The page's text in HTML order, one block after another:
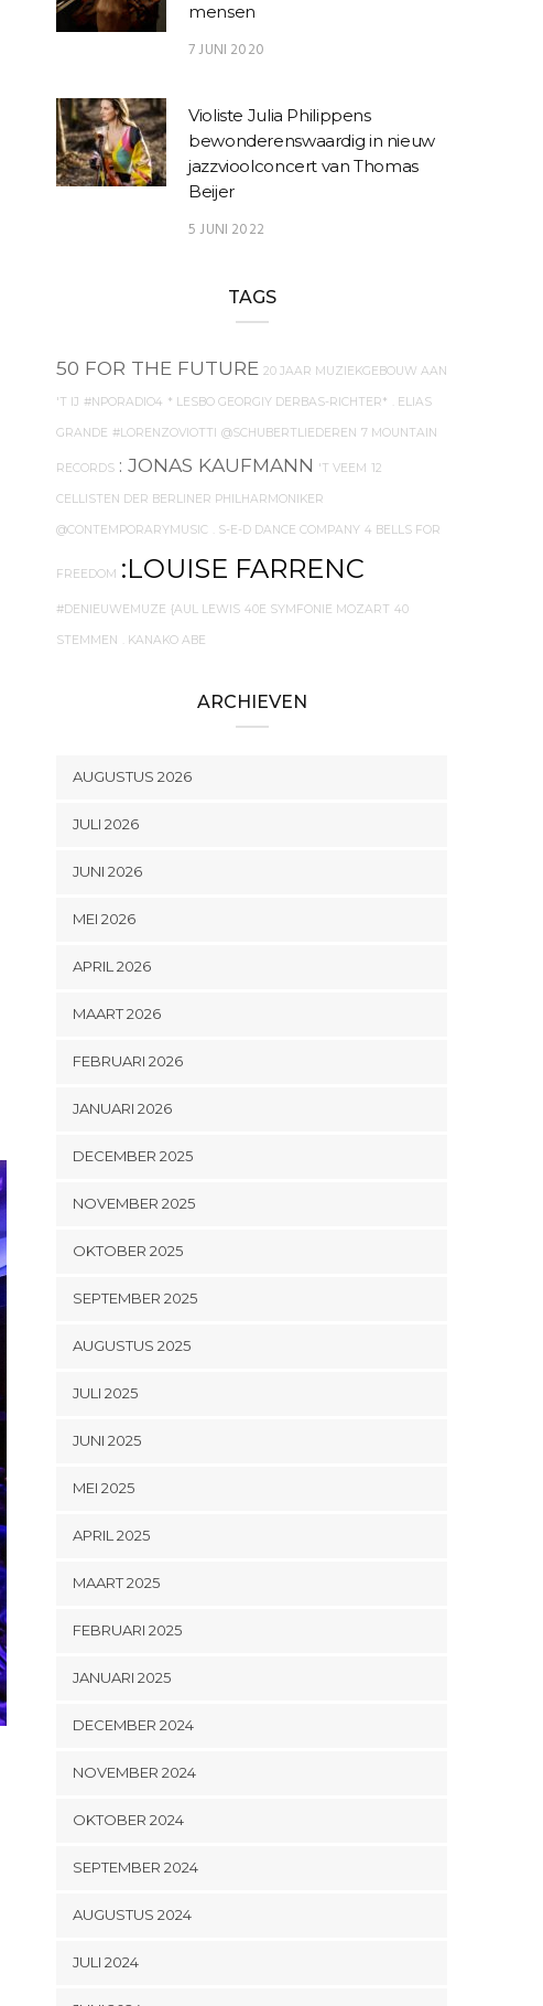
mensen
7 JUNI 2020
Violiste Julia Philippens
bewonderenswaardig in nieuw
jazzvioolconcert van Thomas
Beijer
5 JUNI 2022
TAGS
50 FOR THE FUTURE 20 JAAR MUZIEKGEBOUW AAN
'T IJ #NPORADIO4 * LESBO GEORGIY DERBAS-RICHTER* . ELIAS
GRANDE #LORENZOVIOTTI @SCHUBERTLIEDEREN 7 MOUNTAIN
RECORDS : JONAS KAUFMANN 'T VEEM 12
CELLISTEN DER BERLINER PHILHARMONIKER
@CONTEMPORARYMUSIC . S-E-D DANCE COMPANY 4 BELLS FOR
FREEDOM :LOUISE FARRENC
#DENIEUWEMUZE {AUL LEWIS 40E SYMFONIE MOZART 40
STEMMEN . KANAKO ABE
ARCHIEVEN
AUGUSTUS 2026
JULI 2026
JUNI 2026
MEI 2026
APRIL 2026
MAART 2026
FEBRUARI 2026
JANUARI 2026
DECEMBER 2025
NOVEMBER 2025
OKTOBER 2025
SEPTEMBER 2025
AUGUSTUS 2025
JULI 2025
JUNI 2025
MEI 2025
APRIL 2025
MAART 2025
FEBRUARI 2025
JANUARI 2025
DECEMBER 2024
NOVEMBER 2024
OKTOBER 2024
SEPTEMBER 2024
AUGUSTUS 2024
JULI 2024